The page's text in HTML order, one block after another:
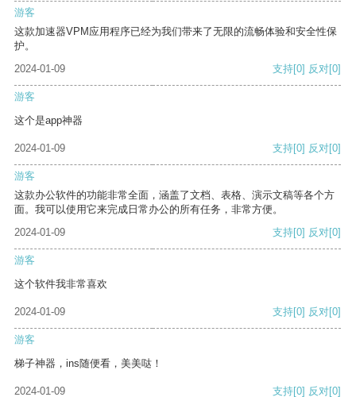
游客
这款加速器VPM应用程序已经为我们带来了无限的流畅体验和安全性保
护。
2024-01-09
支持[0] 反对[0]
游客
这个是app神器
2024-01-09 支持[0] 反对[0]
游客
这款办公软件的功能非常全面，涵盖了文档、表格、演示文稿等各个方
面。我可以使用它来完成日常办公的所有任务，非常方便。
2024-01-09
支持[0] 反对[0]
游客
这个软件我非常喜欢
2024-01-09 支持[0] 反对[0]
游客
梯子神器，ins随便看，美美哒！
2024-01-09 支持[0] 反对[0]